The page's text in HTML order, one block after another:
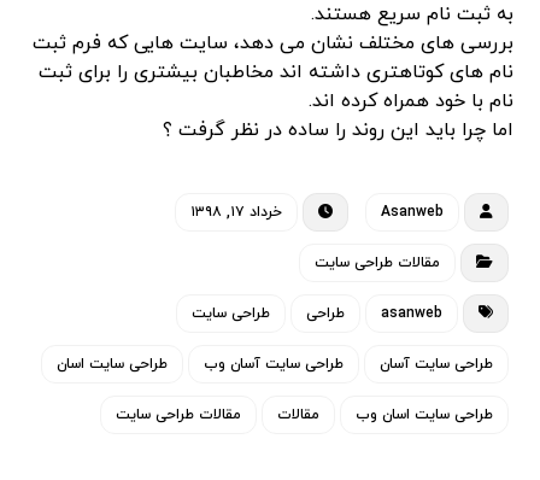
به ثبت نام سریع هستند.
بررسی های مختلف نشان می دهد، سایت هایی که فرم ثبت
نام های کوتاهتری داشته اند مخاطبان بیشتری را برای ثبت
نام با خود همراه کرده اند.
اما چرا باید این روند را ساده در نظر گرفت ؟
Asanweb خرداد ۱۷, ۱۳۹۸
مقالات طراحی سایت
asanweb طراحی طراحی سایت
طراحی سایت آسان طراحی سایت آسان وب طراحی سایت اسان
طراحی سایت اسان وب مقالات مقالات طراحی سایت